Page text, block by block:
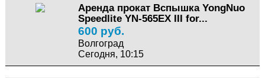
Аренда прокат Вспышка YongNuo
Speedlite YN-565EX III for...
600 руб.
Волгоград
Сегодня, 10:15